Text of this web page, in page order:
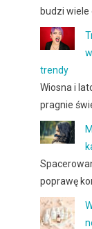
budzi wiele
trendy
Wiosna i
pragnie
poprawę